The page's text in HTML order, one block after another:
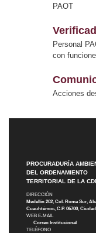
PAOT
Personal
con
Acciones
PROCURADURÍA
DEL ORDENAMIENTO
TERRITORIAL DE LA
DIRECCIÓN
Medellín 202, Col. Roma Sur,
Cuauhtémoc, C.P. 06700,
WEB E-MAIL
Correo Institucional
TELÉFONO